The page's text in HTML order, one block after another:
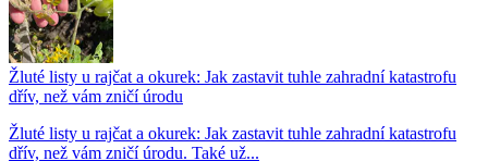
Žluté listy u rajčat a okurek: Jak zastavit tuhle zahradní katastrofu
dřív, než vám zničí úrodu
Žluté listy u rajčat a okurek: Jak zastavit tuhle zahradní katastrofu
dřív, než vám zničí úrodu. Také už...